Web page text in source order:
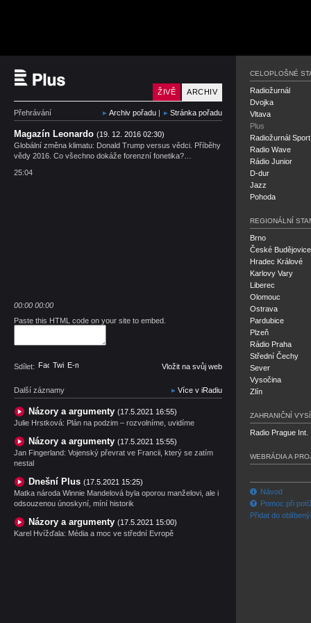
ARCHIV
ŽIVĚ
Přehrávání Archiv pořadu | Stránka pořadu
Magazín Leonardo (19. 12. 2016 02:30)
Globální změna klimatu: Donald Trump versus vědci. Příběhy
vědy 2016. Co všechno dokáže forenzní fonetika?…
25:04
00:00 00:00
Paste this HTML code on your site to embed.
Sdílet: Facebook
TwitterE-mail Vložit na svůj web
Další záznamy Více v iRadiu
Názory a argumenty (17.5.2021 16:55)
Julie Hrstková: Plán na podzim – rozvolníme, uvidíme
Názory a argumenty (17.5.2021 15:55)
Jan Fingerland: Vojenský převrat ve Francii, který se zatím
nestal
Dnešní Plus (17.5.2021 15:25)
Matka národa Winnie Mandelová byla oporou manželovi, ale i
odsouzenou únoskyní, míní historik
Názory a argumenty (17.5.2021 15:00)
Karel Hvížďala: Média a moc ve střední Evropě
CELOPLOŠNÉ
Radiožurnál
Dvojka
Vltava
Plus
Radiožurnál Sport
Radio Wave
Rádio Junior
D-dur
Jazz
Pohoda
REGIONÁLNÍ
Brno
České Budějovice
Hradec Králové
Karlovy Vary
Liberec
Olomouc
Ostrava
Pardubice
Plzeň
Rádio Praha
Střední Čechy
Sever
Vysočina
Zlín
ZAHRANIČNÍ
Radio Prague Int.
WEBRÁDIA A
Návod
Pomoc při
Přidat do